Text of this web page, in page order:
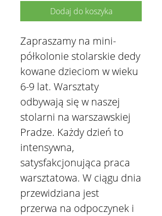
Dodaj do koszyka
Zapraszamy na mini-
półkolonie stolarskie dedy
kowane dzieciom w wieku
6-9 lat. Warsztaty
odbywają się w naszej
stolarni na warszawskiej
Pradze. Każdy dzień to
intensywna,
satysfakcjonująca praca
warsztatowa. W ciągu dnia
przewidziana jest
przerwa na odpoczynek i